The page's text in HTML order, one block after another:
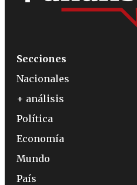
Secciones
Nacionales
+ análisis
Política
Economía
Mundo
País